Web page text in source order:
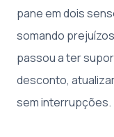
pane em dois
somando
passou a ter
desconto,
sem interrupções.